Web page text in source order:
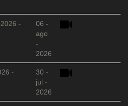
-
06 -
ago
-
2026
-
30 -
jul -
2026